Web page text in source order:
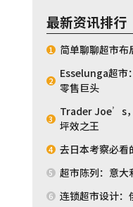
最新资讯排行
1 简单聊聊超市布
2
Esselunga超市
零售巨头
3
Trader Joe’s
坪效之王
4 去日本考察必
5 超市陈列：意
6 连锁超市设计